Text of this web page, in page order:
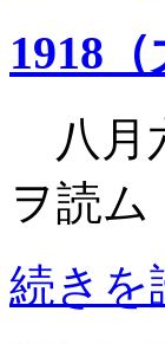
1918
八月
ヲ読ム
続きを